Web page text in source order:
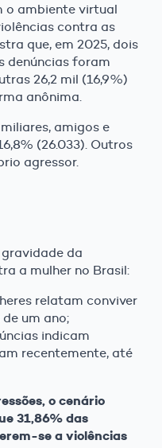
o ambiente virtual
contra as
que, em 2025, dois
denúncias foram
26,2 mil (16,9%)
anônima.
amigos e
(26.033). Outros
agressor.
da
a mulher no Brasil:
relatam conviver
um ano;
indicam
recentemente, até
o cenário
31,86% das
se a violências